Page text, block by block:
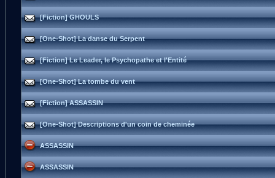
[Fiction] GHOULS
[One-Shot] La danse du Serpent
[Fiction] Le Leader, le Psychopathe et l'Entité
[One-Shot] La tombe du vent
[Fiction] ASSASSIN
[One-Shot] Descriptions d'un coin de cheminée
ASSASSIN
ASSASSIN